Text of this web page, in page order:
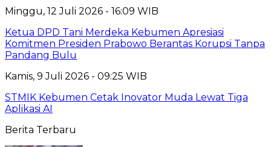
Minggu, 12 Juli 2026 - 16:09 WIB
Ketua DPD Tani Merdeka Kebumen Apresiasi
Komitmen Presiden Prabowo Berantas Korupsi Tanpa
Pandang Bulu
Kamis, 9 Juli 2026 - 09:25 WIB
STMIK Kebumen Cetak Inovator Muda Lewat Tiga
Aplikasi AI
Berita Terbaru